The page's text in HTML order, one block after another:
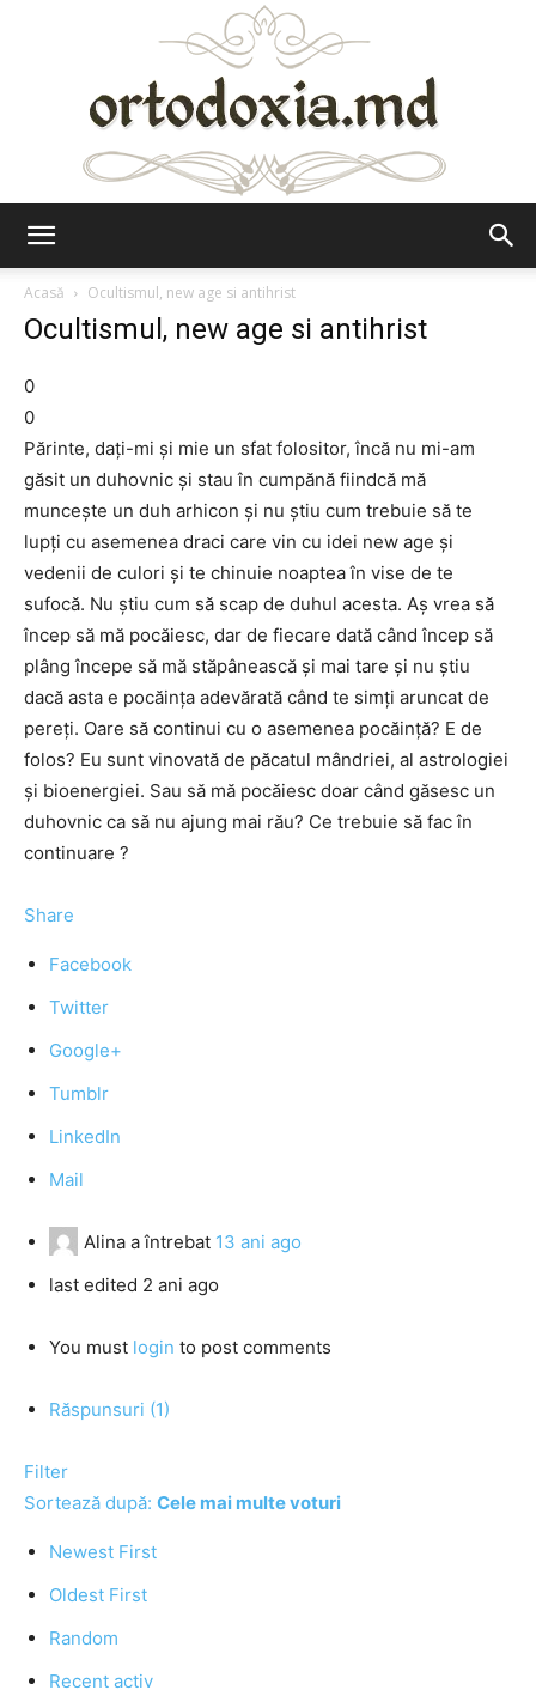
Acasă
Ocultismul, new age si antihrist
Ocultismul, new age si antihrist
0
0
Părinte, daţi-mi şi mie un sfat folositor, încă nu mi-am
găsit un duhovnic şi stau în cumpănă fiindcă mă
munceşte un duh arhicon şi nu ştiu cum trebuie să te
lupţi cu asemenea draci care vin cu idei new age şi
vedenii de culori şi te chinuie noaptea în vise de te
sufocă. Nu ştiu cum să scap de duhul acesta. Aş vrea să
încep să mă pocăiesc, dar de fiecare dată când încep să
plâng începe să mă stăpânească şi mai tare şi nu ştiu
dacă asta e pocăinţa adevărată când te simţi aruncat de
pereţi. Oare să continui cu o asemenea pocăinţă? E de
folos? Eu sunt vinovată de păcatul mândriei, al astrologiei
şi bioenergiei. Sau să mă pocăiesc doar când găsesc un
duhovnic ca să nu ajung mai rău? Ce trebuie să fac în
continuare ?
Share
Facebook
Twitter
Google+
Tumblr
LinkedIn
Mail
Alina a întrebat 13 ani ago
last edited 2 ani ago
You must login to post comments
Răspunsuri (1)
Filter
Sortează după: Cele mai multe voturi
Newest First
Oldest First
Random
Recent activ